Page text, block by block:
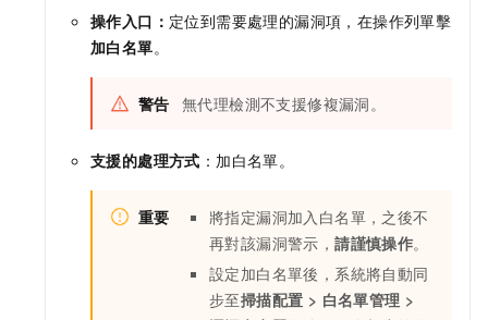
操作入口： 定位到需要處理的漏洞項，在操作列單擊
加白名單。
警告 無代理檢測不支援修複漏洞。
支援的處理方式 ：加白名單。
重要
將指定漏洞加入白名單，之後不
再對該漏洞警示，請謹慎操作。
設定加白名單後，系統將自動同
步至掃描配置 > 白名單管理 >